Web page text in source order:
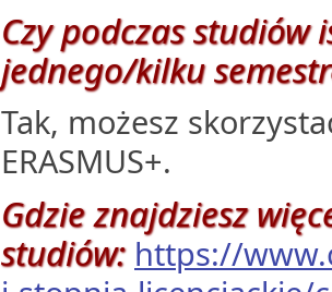
Czy podczas studiów
jednego/kilku
Tak, możesz
ERASMUS+.
Gdzie znajdziesz
studiów: https://